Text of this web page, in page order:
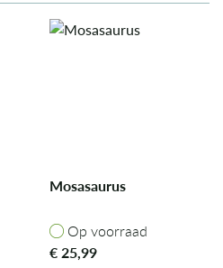
Mosasaurus
Op voorraad
Op voorraad
€25,99